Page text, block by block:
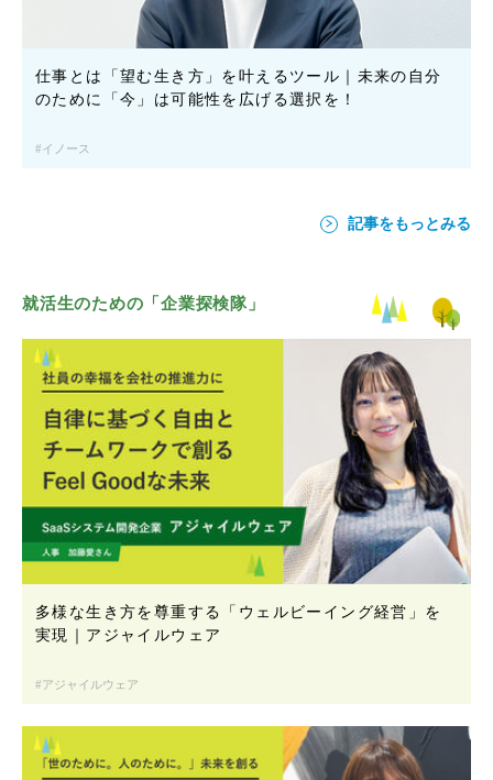
仕事とは「望む生き方」を叶えるツール｜未来の自分
のために「今」は可能性を広げる選択を！
イノース
記事をもっとみる
就活生のための「企業探検隊」
多様な生き方を尊重する「ウェルビーイング経営」を
実現｜アジャイルウェア
アジャイルウェア